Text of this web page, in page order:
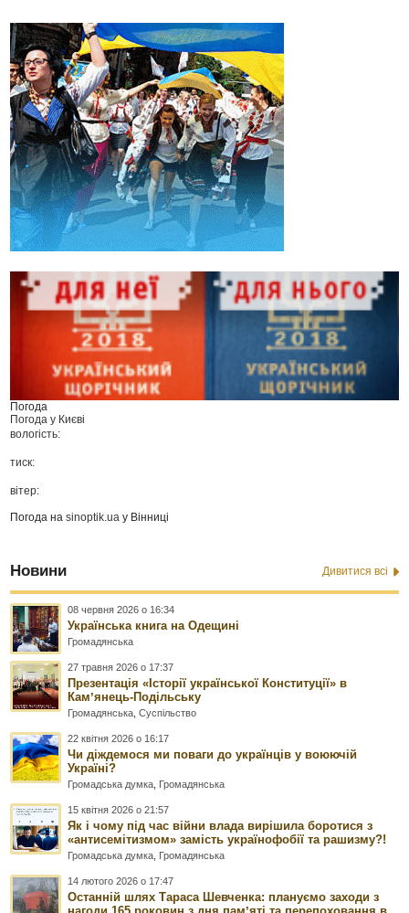
Погода
Погода у Києві
вологість:
тиск:
вітер:
Погода наsinoptik.ua у Вінниці
Новини Дивитися всі
08 червня 2026 о 16:34
Українська книга на Одещині
Громадянська
27 травня 2026 о 17:37
Презентація «Історії української Конституції» в
Камʼянець-Подільську
Громадянська ,Суспільство
22 квітня 2026 о 16:17
Чи діждемося ми поваги до українців у воюючій
Україні?
Громадська думка Громадянська
15 квітня 2026 о 21:57
Як і чому під час війни влада вирішила боротися з
«антисемітизмом» замість українофобії та рашизму?!
Громадська думка Громадянська
14 лютого 2026 о 17:47
Останній шлях Тараса Шевченка: плануємо заходи з